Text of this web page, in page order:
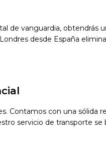
de vanguardia, obtendrás
desde España
Contamos con una sólida
servicio de transporte se